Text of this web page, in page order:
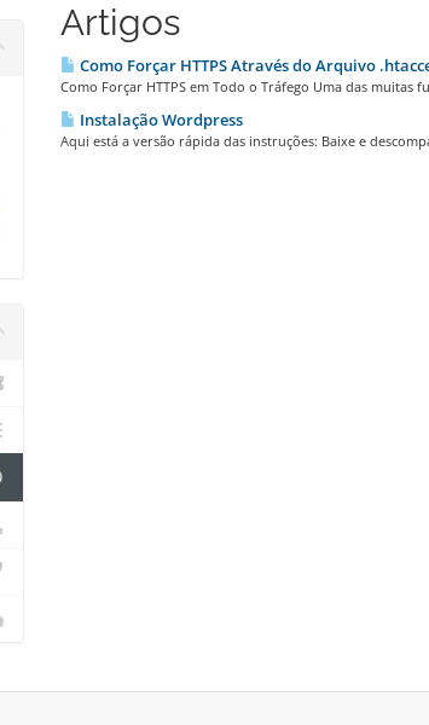
Artigos
Como Forçar HTTPS Através do Arquivo
Como Forçar HTTPS em Todo o Tráfego Uma das muitas
Instalação Wordpress
Aqui está a versão rápida das instruções: Baixe e